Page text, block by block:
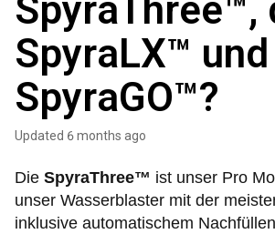
SpyraThree™,
SpyraLX™
SpyraGO™?
Updated 6 months ago
Die SpyraThree™ ist unser Pro
unser Wasserblaster mit der
inklusive automatischem